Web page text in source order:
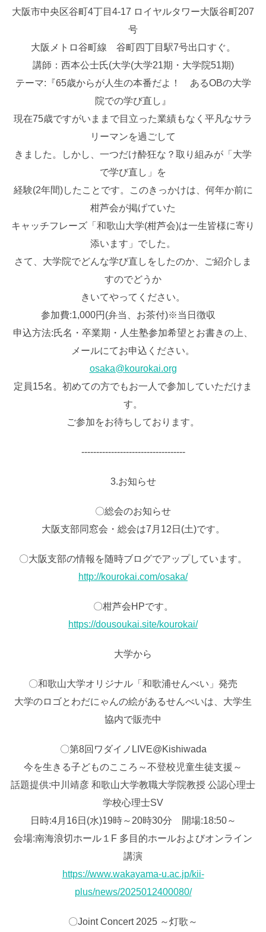
大阪市中央区谷町4丁目4-17 ロイヤルタワー大阪谷町207
号
大阪メトロ谷町線 谷町四丁目駅7号出口すぐ。
講師：西本公士氏(大学(大学21期・大学院51期)
テーマ:『65歳からが人生の本番だよ！ あるOBの大学
院での学び直し』
現在75歳ですがいままで目立った業績もなく平凡なサラ
リーマンを過ごして
きました。しかし、一つだけ酔狂な？取り組みが「大学
で学び直し」を
経験(2年間)したことです。このきっかけは、何年か前に
柑芦会が掲げていた
キャッチフレーズ「和歌山大学(柑芦会)は一生皆様に寄り
添います」でした。
さて、大学院でどんな学び直しをしたのか、ご紹介しま
すのでどうか
きいてやってください。
参加費:1,000円(弁当、お茶付)※当日徴収
申込方法:氏名・卒業期・人生塾参加希望とお書きの上、
メールにてお申込ください。
osaka@kourokai.org
定員15名。初めての方でもお一人で参加していただけま
す。
ご参加をお待ちしております。
‐‐‐‐‐‐‐‐‐‐‐‐‐‐‐‐‐‐‐‐‐‐‐‐‐‐‐‐‐‐‐‐‐‐‐
3.お知らせ
〇総会のお知らせ
大阪支部同窓会・総会は7月12日(土)です。
〇大阪支部の情報を随時ブログでアップしています。
http://kourokai.com/osaka/
〇柑芦会HPです。
https://dousoukai.site/kourokai/
大学から
〇和歌山大学オリジナル「和歌浦せんべい」発売
大学のロゴとわだにゃんの絵があるせんべいは、大学生
協内で販売中
〇第8回ワダイノLIVE@Kishiwada
今を生きる子どものこころ～不登校児童生徒支援～
話題提供:中川靖彦 和歌山大学教職大学院教授 公認心理士
学校心理士SV
日時:4月16日(水)19時～20時30分 開場:18:50～
会場:南海浪切ホール１F 多目的ホールおよびオンライン
講演
https://www.wakayama-u.ac.jp/kii-
plus/news/2025012400080/
〇Joint Concert 2025 ～灯歌～